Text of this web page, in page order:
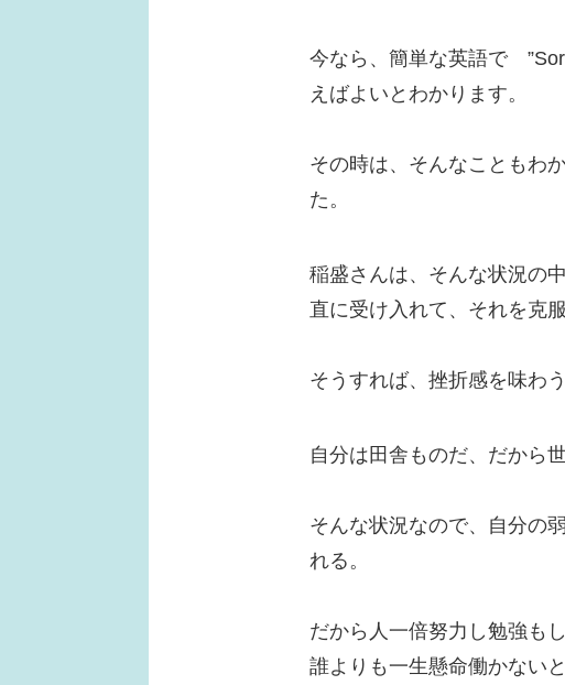
今なら、簡単な英語で
えばよいとわかります。
その時は、そんなこともわ
た。
稲盛さんは、そんな状況の
直に受け入れて、それを克
そうすれば、挫折感を味わ
自分は田舎ものだ、だから
そんな状況なので、自分の
れる。
だから人一倍努力し勉強も
誰よりも一生懸命働かない